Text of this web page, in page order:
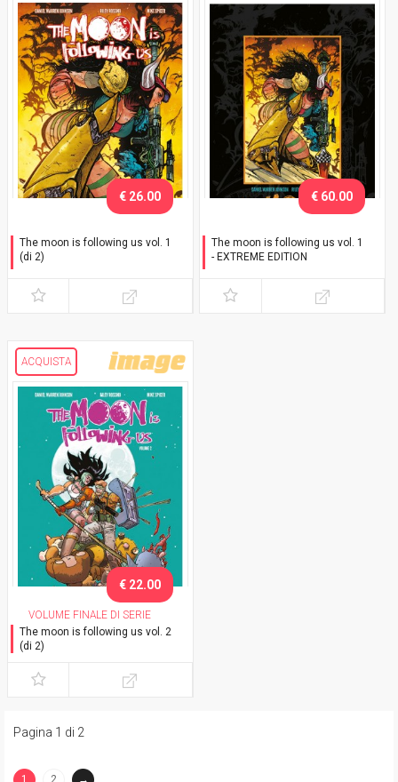
The moon is following us vol. 1
(di 2)
€ 26.00
The moon is following us vol. 1
- EXTREME EDITION
€ 60.00
ACQUISTA
VOLUME FINALE DI SERIE
The moon is following us vol. 2
(di 2)
€ 22.00
Pagina 1 di 2
1 2 →